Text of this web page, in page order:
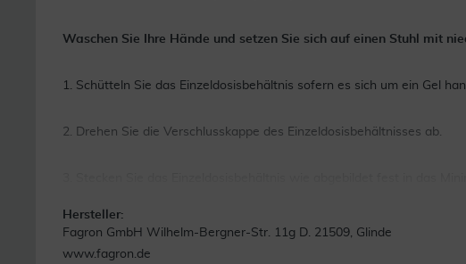
Waschen Sie Ihre Hände und setzen Sie sich auf einen Stuhl mit
1. Schütteln Sie das Einzeldosisbehältnis sofern es sich um ein Gel
2. Drehen Sie die Verschlusskappe des Einzeldosisbehältnisses ab.
3. Stecken Sie das Einzeldosisbehältnis wie abgebildet fest in das
4. Setzen Sie das Minim Eyot® wie abgebildet unter Ihr Augenlid auf
Hersteller:
Fagron GmbH Wilhelm-Bergner-Str. 11g D. 21509, Glinde
www.fagron.de